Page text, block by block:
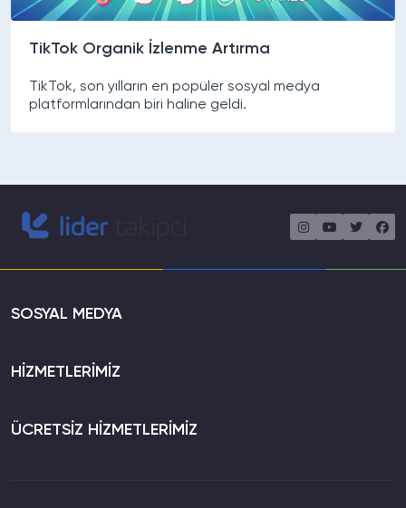
TikTok Organik İzlenme Artırma
TikTok, son yılların en popüler sosyal medya
platformlarından biri haline geldi.
SOSYAL MEDYA
HİZMETLERİMİZ
ÜCRETSİZ HİZMETLERİMİZ